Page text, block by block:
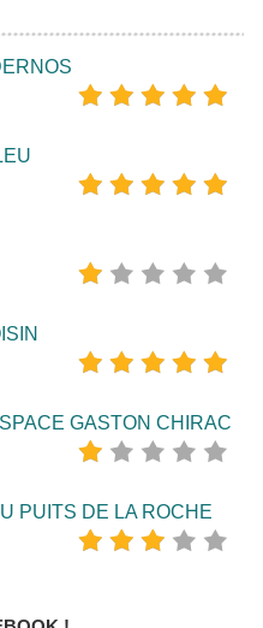
GASTON CHIRAC
PUITS DE LA ROCHE